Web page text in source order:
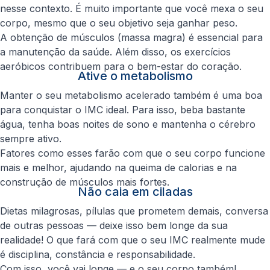
nesse contexto. É muito importante que você mexa o seu
corpo, mesmo que o seu objetivo seja ganhar peso.
A obtenção de músculos (massa magra) é essencial para
a manutenção da saúde. Além disso, os exercícios
aeróbicos contribuem para o bem-estar do coração.
Ative o metabolismo
Manter o seu metabolismo acelerado também é uma boa
para conquistar o IMC ideal. Para isso, beba bastante
água, tenha boas noites de sono e mantenha o cérebro
sempre ativo.
Fatores como esses farão com que o seu corpo funcione
mais e melhor, ajudando na queima de calorias e na
construção de músculos mais fortes.
Não caia em ciladas
Dietas milagrosas, pílulas que prometem demais, conversa
de outras pessoas — deixe isso bem longe da sua
realidade! O que fará com que o seu IMC realmente mude
é disciplina, constância e responsabilidade.